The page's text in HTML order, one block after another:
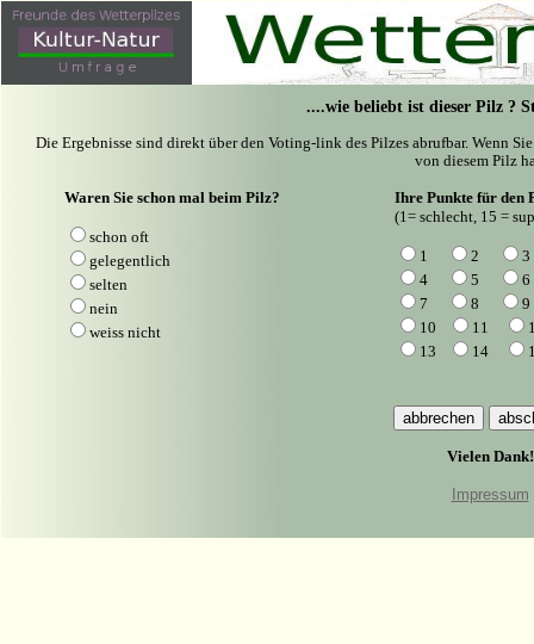
....wie beliebt ist dieser Pilz ?
Die Ergebnisse sind direkt über den Voting-link des Pilzes abrufbar. Wenn
von diesem Pilz
Waren Sie schon mal beim Pilz?
schon oft
gelegentlich
selten
nein
weiss nicht
Ihre Punkte für den
(1= schlecht, 15 =
1 2
3
4
5
6
7
8
9
10
11
13
14
Vielen Dank!
Impressum